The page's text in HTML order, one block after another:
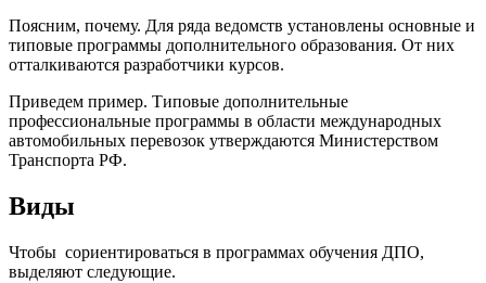
Поясним, почему. Для ряда ведомств установлены основные и
типовые программы дополнительного образования. От них
отталкиваются разработчики курсов.
Приведем пример. Типовые дополнительные
профессиональные программы в области международных
автомобильных перевозок утверждаются Министерством
Транспорта РФ.
Виды
Чтобы сориентироваться в программах обучения ДПО,
выделяют следующие.